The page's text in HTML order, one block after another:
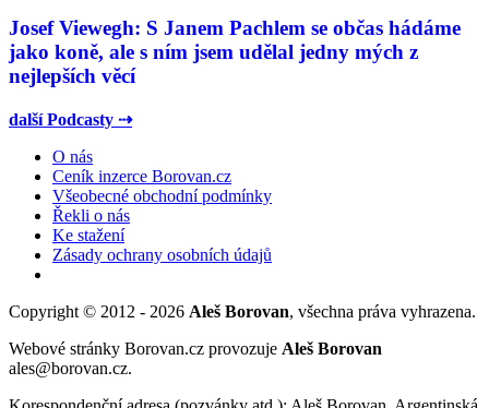
Josef Viewegh: S Janem Pachlem se občas hádáme
jako koně, ale s ním jsem udělal jedny mých z
nejlepších věcí
další Podcasty ⇢
O nás
Ceník inzerce Borovan.cz
Všeobecné obchodní podmínky
Řekli o nás
Ke stažení
Zásady ochrany osobních údajů
Copyright © 2012 - 2026 Aleš Borovan, všechna práva vyhrazena.
Webové stránky Borovan.cz provozuje Aleš Borovan
ales@borovan.cz.